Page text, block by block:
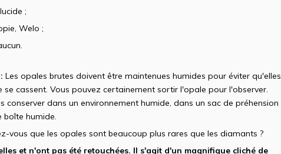
;
Welo ;
Les opales brutes doivent être maintenues humides pour éviter qu'elles
se cassent. Vous pouvez certainement sortir l'opale pour l'observer.
conserver dans un environnement humide, dans un sac de préhension
humide.
vous que les opales sont beaucoup plus rares que les diamants ?
et n'ont pas été retouchées. Il s'agit d'un magnifique cliché de